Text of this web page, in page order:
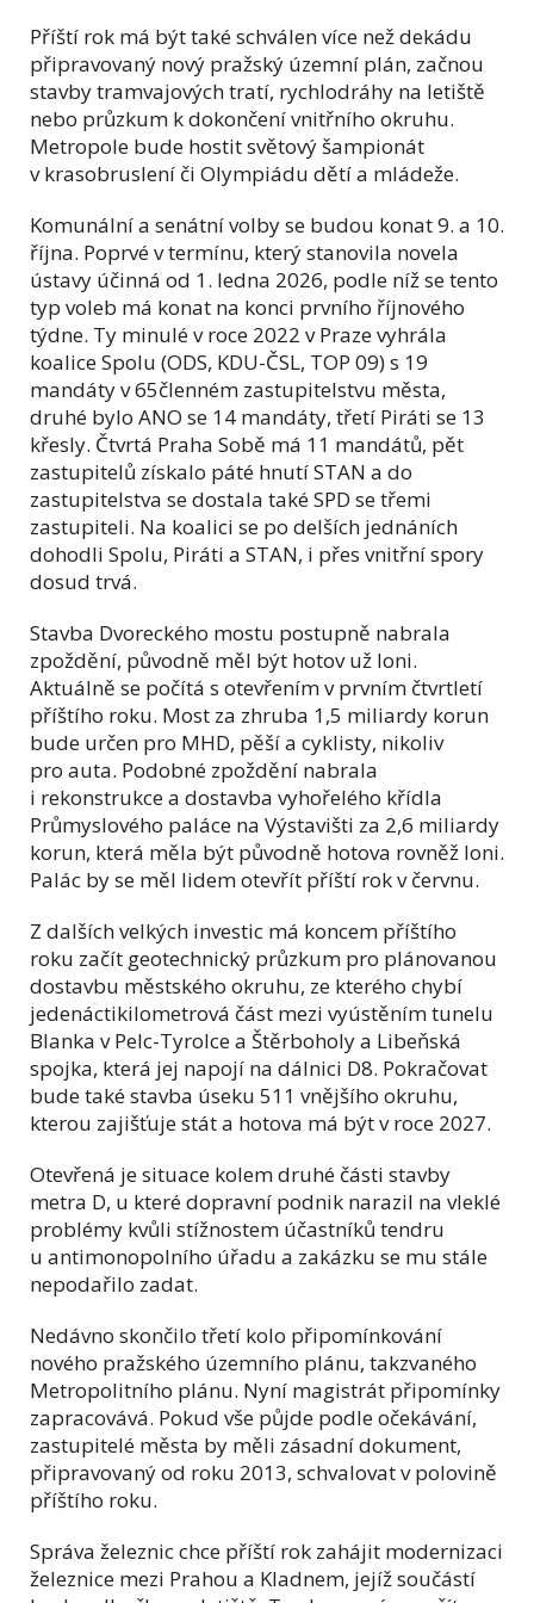
Příští rok má být také schválen více než dekádu
připravovaný nový pražský územní plán, začnou
stavby tramvajových tratí, rychlodráhy na letiště
nebo průzkum k dokončení vnitřního okruhu.
Metropole bude hostit světový šampionát
v krasobruslení či Olympiádu dětí a mládeže.
Komunální a senátní volby se budou konat 9. a 10.
října. Poprvé v termínu, který stanovila novela
ústavy účinná od 1. ledna 2026, podle níž se tento
typ voleb má konat na konci prvního říjnového
týdne. Ty minulé v roce 2022 v Praze vyhrála
koalice Spolu (ODS, KDU-ČSL, TOP 09) s 19
mandáty v 65členném zastupitelstvu města,
druhé bylo ANO se 14 mandáty, třetí Piráti se 13
křesly. Čtvrtá Praha Sobě má 11 mandátů, pět
zastupitelů získalo páté hnutí STAN a do
zastupitelstva se dostala také SPD se třemi
zastupiteli. Na koalici se po delších jednáních
dohodli Spolu, Piráti a STAN, i přes vnitřní spory
dosud trvá.
Stavba Dvoreckého mostu postupně nabrala
zpoždění, původně měl být hotov už loni.
Aktuálně se počítá s otevřením v prvním čtvrtletí
příštího roku. Most za zhruba 1,5 miliardy korun
bude určen pro MHD, pěší a cyklisty, nikoliv
pro auta. Podobné zpoždění nabrala
i rekonstrukce a dostavba vyhořelého křídla
Průmyslového paláce na Výstavišti za 2,6 miliardy
korun, která měla být původně hotova rovněž loni.
Palác by se měl lidem otevřít příští rok v červnu.
Z dalších velkých investic má koncem příštího
roku začít geotechnický průzkum pro plánovanou
dostavbu městského okruhu, ze kterého chybí
jedenáctikilometrová část mezi vyústěním tunelu
Blanka v Pelc-Tyrolce a Štěrboholy a Libeňská
spojka, která jej napojí na dálnici D8. Pokračovat
bude také stavba úseku 511 vnějšího okruhu,
kterou zajišťuje stát a hotova má být v roce 2027.
Otevřená je situace kolem druhé části stavby
metra D, u které dopravní podnik narazil na vleklé
problémy kvůli stížnostem účastníků tendru
u antimonopolního úřadu a zakázku se mu stále
nepodařilo zadat.
Nedávno skončilo třetí kolo připomínkování
nového pražského územního plánu, takzvaného
Metropolitního plánu. Nyní magistrát připomínky
zapracovává. Pokud vše půjde podle očekávání,
zastupitelé města by měli zásadní dokument,
připravovaný od roku 2013, schvalovat v polovině
příštího roku.
Správa železnic chce příští rok zahájit modernizaci
železnice mezi Prahou a Kladnem, jejíž součástí